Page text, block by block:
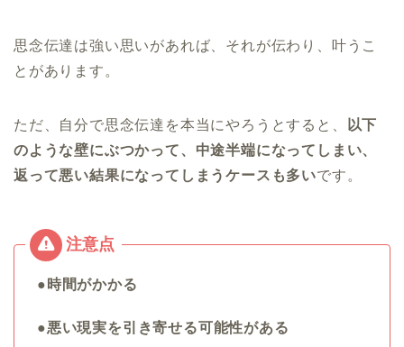
思念伝達は強い思いがあれば、それが伝わり、叶うこ
とがあります。
ただ、自分で思念伝達を本当にやろうとすると、
以下
のような壁にぶつかって、中途半端になってしまい、
返って悪い結果になってしまうケースも多いです。
●時間がかかる
●悪い現実を引き寄せる可能性がある